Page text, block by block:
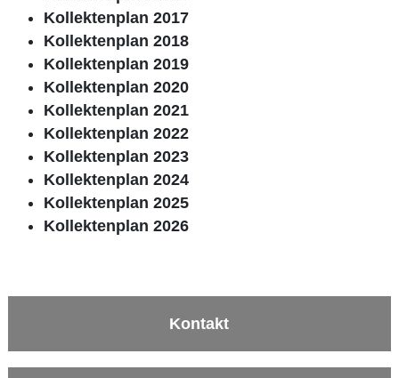
Kollektenplan 2017
Kollektenplan 2018
Kollektenplan 2019
Kollektenplan 2020
Kollektenplan 2021
Kollektenplan 2022
Kollektenplan 2023
Kollektenplan 2024
Kollektenplan 2025
Kollektenplan 2026
Kontakt